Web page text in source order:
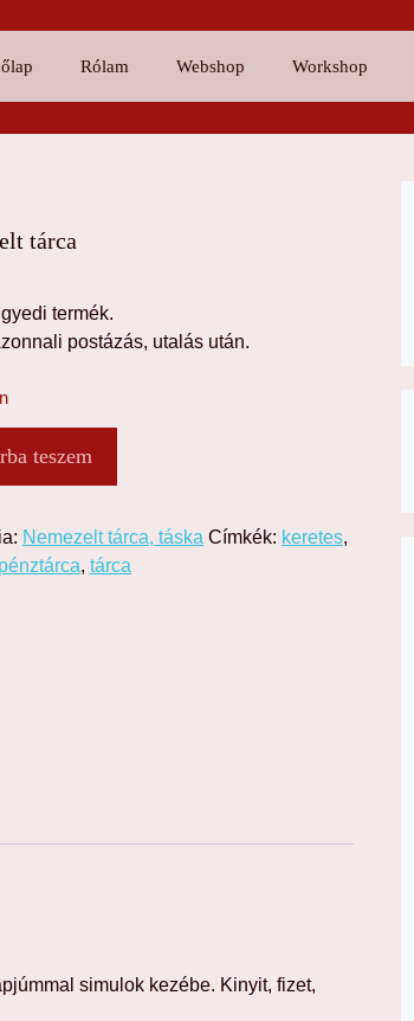
Rólam Webshop Workshop
tárca
termék.
postázás, utalás után.
teszem
Nemezelt tárca, táska Címkék: keretes,
pénztárca, tárca
simulok kezébe. Kinyit, fizet,